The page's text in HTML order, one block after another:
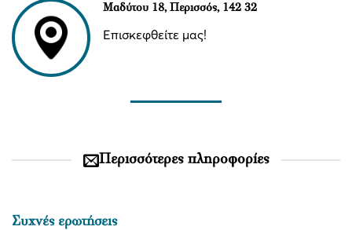
Μαδύτου 18, Περισσός, 142 32
Επισκεφθείτε μας!
Περισσότερες πληροφορίες
Συχνές ερωτήσεις